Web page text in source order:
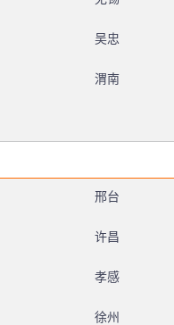
吴忠
渭南
邢台
许昌
孝感
徐州